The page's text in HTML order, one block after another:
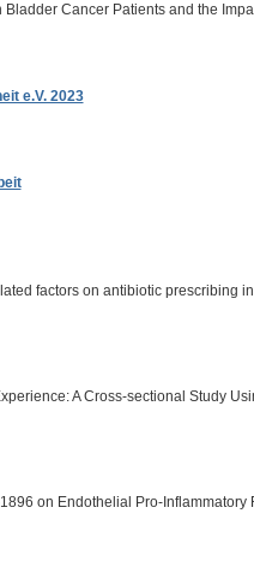
Cancer Patients and the
e.V. 2023
factors on antibiotic prescribing
A Cross-sectional Study
on Endothelial Pro-Inflammatory